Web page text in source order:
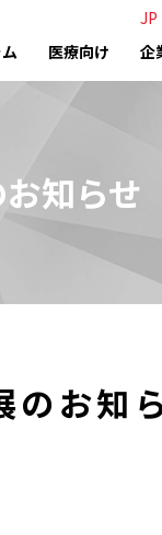
知らせ
お知
JP
医療向け 企